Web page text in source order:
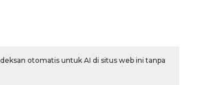
otomatis untuk AI di situs web ini tanpa